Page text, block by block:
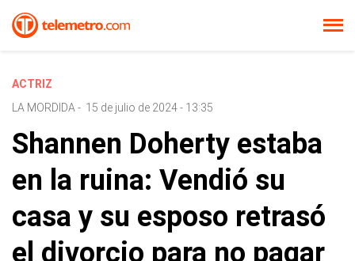
ACTRIZ
LA MORDIDA - 15 de julio de 2024 - 13:35
Shannen Doherty estaba
en la ruina: Vendió su
casa y su esposo retrasó
el divorcio para no pagar